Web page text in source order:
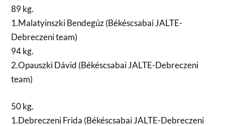
89 kg.
1.Malatyinszki Bendegúz (Békéscsabai JALTE-
Debreczeni team)
94 kg.
2.Opauszki Dávid (Békéscsabai JALTE-Debreczeni
team)
50 kg.
1.Debreczeni Frida (Békéscsabai JALTE-Debreczeni